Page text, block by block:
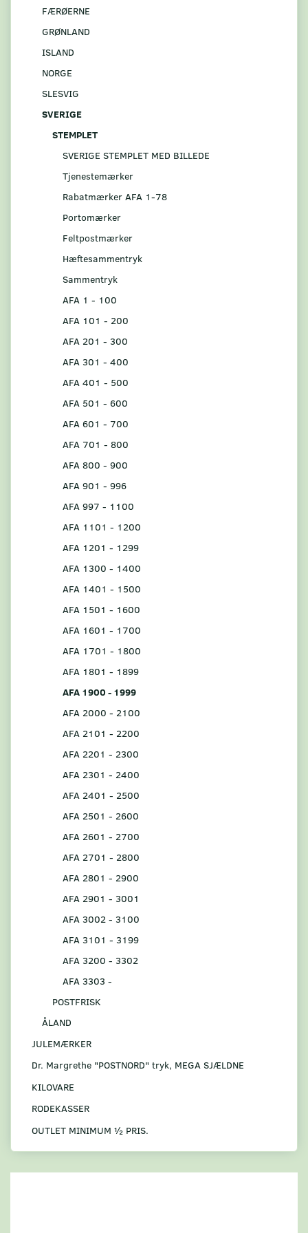
FÆRØERNE
GRØNLAND
ISLAND
NORGE
SLESVIG
SVERIGE
STEMPLET
SVERIGE STEMPLET MED BILLEDE
Tjenestemærker
Rabatmærker AFA 1-78
Portomærker
Feltpostmærker
Hæftesammentryk
Sammentryk
AFA 1 - 100
AFA 101 - 200
AFA 201 - 300
AFA 301 - 400
AFA 401 - 500
AFA 501 - 600
AFA 601 - 700
AFA 701 - 800
AFA 800 - 900
AFA 901 - 996
AFA 997 - 1100
AFA 1101 - 1200
AFA 1201 - 1299
AFA 1300 - 1400
AFA 1401 - 1500
AFA 1501 - 1600
AFA 1601 - 1700
AFA 1701 - 1800
AFA 1801 - 1899
AFA 1900 - 1999
AFA 2000 - 2100
AFA 2101 - 2200
AFA 2201 - 2300
AFA 2301 - 2400
AFA 2401 - 2500
AFA 2501 - 2600
AFA 2601 - 2700
AFA 2701 - 2800
AFA 2801 - 2900
AFA 2901 - 3001
AFA 3002 - 3100
AFA 3101 - 3199
AFA 3200 - 3302
AFA 3303 -
POSTFRISK
ÅLAND
JULEMÆRKER
Dr. Margrethe "POSTNORD" tryk, MEGA SJÆLDNE
KILOVARE
RODEKASSER
OUTLET MINIMUM ½ PRIS.